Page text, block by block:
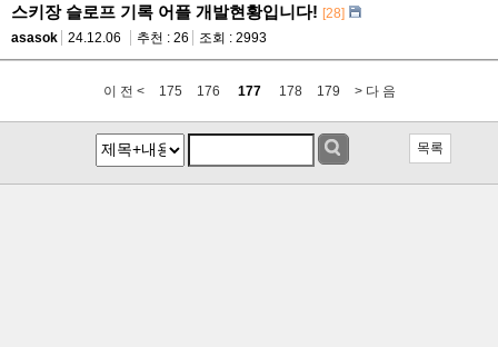
스키장 슬로프 기록 어플 개발현황입니다! [28]
asasok
24.12.06 추천 : 26 조회 : 2993
이 전 < 175 176 177 178 179 > 다 음
목록